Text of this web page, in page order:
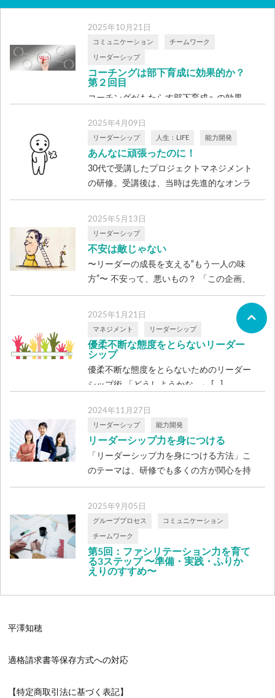
2025年10月21日
コミュニケーション チームワーク
リーダーシップ
コーチングは部下育成に効果的か？
第２回目
コーチングがもたらす部下育成への効果
まり […]
2025年4月09日
リーダーシップ 人生：LIFE 能力開発
あんなに頑張ったのに！
30代で受講したプロジェクトマネジメント
の研修。受講後は、当時は先進的なオンラ
イ […]
2025年5月13日
リーダーシップ
不安は敵じゃない
〜リーダーの成長を支える“もう一人の味
方”〜 不安って、悪いもの？ 「この企画、
[…]
2025年1月21日
マネジメント リーダーシップ
優柔不断な態度をとらないリーダー
シップ
優柔不断な態度をとらないためのリーダー
シップ術 「どうしようかな…」 […]
2024年11月27日
リーダーシップ 能力開発
リーダーシップ力を身につける
「リーダーシップ力を身につける方法」こ
のテーマは、研修でも多くの方が関心を持
たれ […]
2025年9月05日
グループプロセス コミュニケーション
チームワーク
第5回：ファシリテーション力を育て
る3ステップ 〜準備・実践・ふりか
えりのすすめ〜
平澤知穂
適格請求書等保存方式への対応
【特定商取引法に基づく表記】